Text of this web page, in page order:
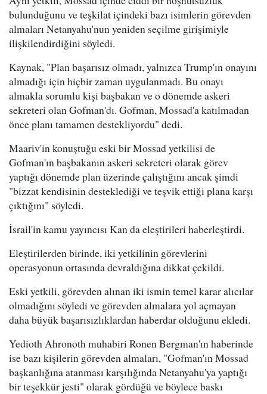
bulunduğunu ve teşkilat içindeki bazı isimlerin görevden
almaları Netanyahu'nun yeniden seçilme girişimiyle
ilişkilendirdiğini söyledi.
Kaynak, "Plan başarısız olmadı, yalnızca Trump'ın onayını
almadığı için hiçbir zaman uygulanmadı. Bu onayı
almakla sorumlu kişi başbakan ve o dönemde askeri
sekreteri olan Gofman'dı. Gofman, Mossad'a katılmadan
önce planı tamamen destekliyordu" dedi.
Maariv'in konuştuğu eski bir Mossad yetkilisi de
Gofman'ın başbakanın askeri sekreteri olarak görev
yaptığı dönemde plan üzerinde çalıştığını ancak şimdi
"bizzat kendisinin desteklediği ve teşvik ettiği plana karşı
çıktığını" söyledi.
İsrail'in kamu yayıncısı Kan da eleştirileri haberleştirdi.
Eleştirilerden birinde, iki yetkilinin görevlerini
operasyonun ortasında devraldığına dikkat çekildi.
Eski yetkili, görevden alınan iki ismin temel karar alıcılar
olmadığını söyledi ve görevden almalara yol açmayan
daha büyük başarısızlıklardan haberdar olduğunu ekledi.
Yedioth Ahronoth muhabiri Ronen Bergman'ın haberinde
ise bazı kişilerin görevden almaları, "Gofman'ın Mossad
başkanlığına atanması karşılığında Netanyahu'ya yaptığı
bir teşekkür jesti" olarak gördüğü ve böylece baskı